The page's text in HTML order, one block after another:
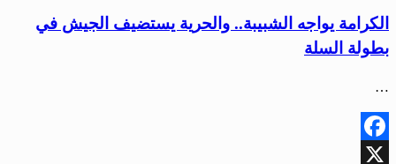
الكرامة يواجه الشبيبة.. والحرية يستضيف الجيش في
بطولة السلة
…
Facebook